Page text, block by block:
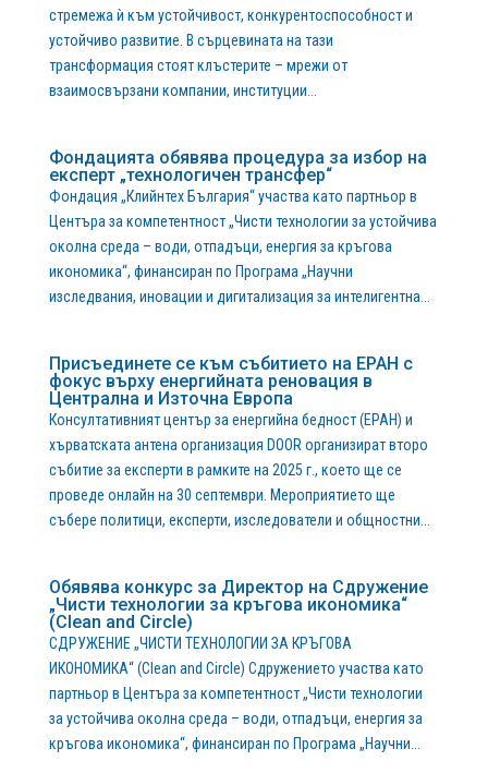
стремежа ѝ към устойчивост, конкурентоспособност и
устойчиво развитие. В сърцевината на тази
трансформация стоят клъстерите – мрежи от
взаимосвързани компании, институции...
Фондацията обявява процедура за избор на
експерт „технологичен трансфер“
Фондация „Клийнтех България“ участва като партньор в
Центъра за компетентност „Чисти технологии за устойчива
околна среда – води, отпадъци, енергия за кръгова
икономика“, финансиран по Програма „Научни
изследвания, иновации и дигитализация за интелигентна...
Присъединете се към събитието на EPAH с
фокус върху енергийната реновация в
Централна и Източна Европа
Консултативният център за енергийна бедност (EPAH) и
хърватската антена организация DOOR организират второ
събитие за експерти в рамките на 2025 г., което ще се
проведе онлайн на 30 септември. Мероприятието ще
събере политици, експерти, изследователи и общностни...
Обявява конкурс за Директор на Сдружение
„Чисти технологии за кръгова икономика“
(Clean and Circle)
СДРУЖЕНИЕ „ЧИСТИ ТЕХНОЛОГИИ ЗА КРЪГОВА
ИКОНОМИКА“ (Clean and Circle) Сдружението участва като
партньор в Центъра за компетентност „Чисти технологии
за устойчива околна среда – води, отпадъци, енергия за
кръгова икономика“, финансиран по Програма „Научни...